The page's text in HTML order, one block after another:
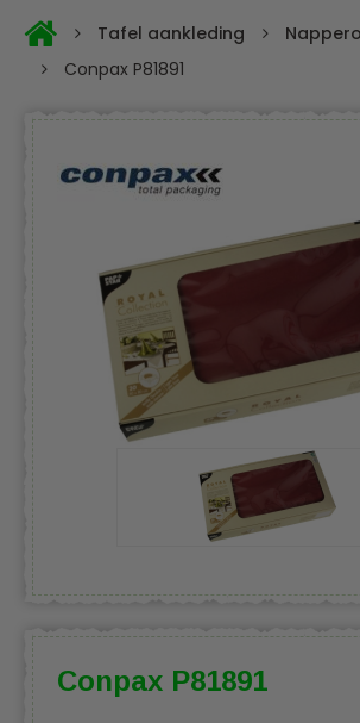
Tafel aankleding
Conpax P81891
Conpax P81891